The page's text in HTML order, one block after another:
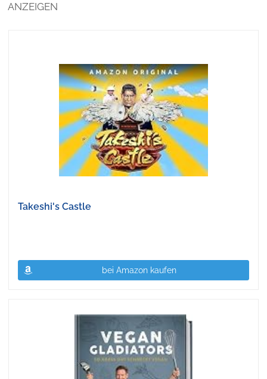
ANZEIGEN
Takeshi's Castle
bei Amazon kaufen